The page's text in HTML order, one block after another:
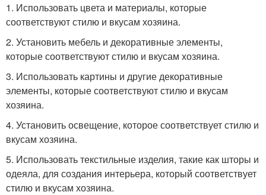
1. Использовать цвета и материалы, которые
соответствуют стилю и вкусам хозяина.
2. Установить мебель и декоративные элементы,
которые соответствуют стилю и вкусам хозяина.
3. Использовать картины и другие декоративные
элементы, которые соответствуют стилю и вкусам
хозяина.
4. Установить освещение, которое соответствует стилю и
вкусам хозяина.
5. Использовать текстильные изделия, такие как шторы и
одеяла, для создания интерьера, который соответствует
стилю и вкусам хозяина.